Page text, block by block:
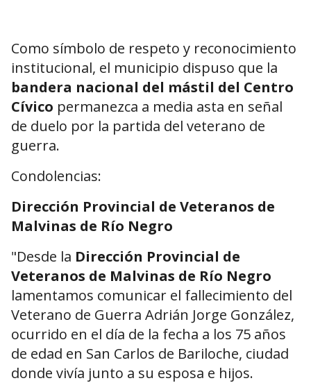
Como símbolo de respeto y reconocimiento
institucional, el municipio dispuso que la
bandera nacional del mástil del Centro
Cívico permanezca a media asta en señal
de duelo por la partida del veterano de
guerra.
Condolencias:
Dirección Provincial de Veteranos de
Malvinas de Río Negro
"Desde la Dirección Provincial de
Veteranos de Malvinas de Río Negro
lamentamos comunicar el fallecimiento del
Veterano de Guerra Adrián Jorge González,
ocurrido en el día de la fecha a los 75 años
de edad en San Carlos de Bariloche, ciudad
donde vivía junto a su esposa e hijos.